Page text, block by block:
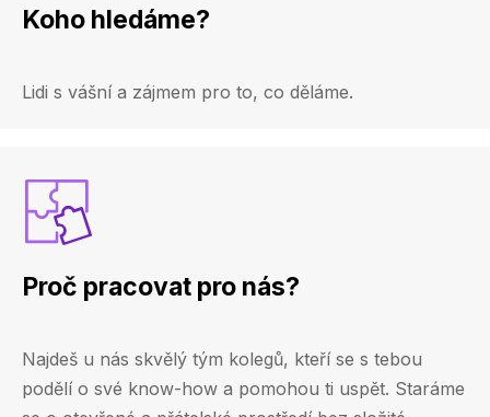
Koho hledáme?
Lidi s vášní a zájmem pro to, co děláme.
Proč pracovat pro nás?
Najdeš u nás skvělý tým kolegů, kteří se s tebou
podělí o své know-how a pomohou ti uspět. Staráme